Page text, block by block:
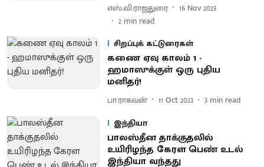
எஸ்.வி.ராஜதுரை
16 Nov 2023
2 min read
சிறப்புக் கட்டுரைகள்
கணை ஏவு காலம் 1 -
ஹமாஸுக்குள் ஒரு புதிய
மனிதர்!
பா.ராகவன் 11 Oct 2023 3 min read
இந்தியா
பாலஸ்தீன தாக்குதலில்
உயிரிழந்த கேரள பெண் உடல்
இந்தியா வந்தது